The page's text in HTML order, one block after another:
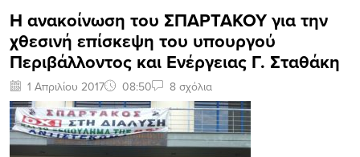
Η ανακοίνωση του ΣΠΑΡΤΑΚΟΥ για την
χθεσινή επίσκεψη του υπουργού
Περιβάλλοντος και Ενέργειας Γ. Σταθάκη
1 Απριλίου 2017 08:50 8 σχόλια